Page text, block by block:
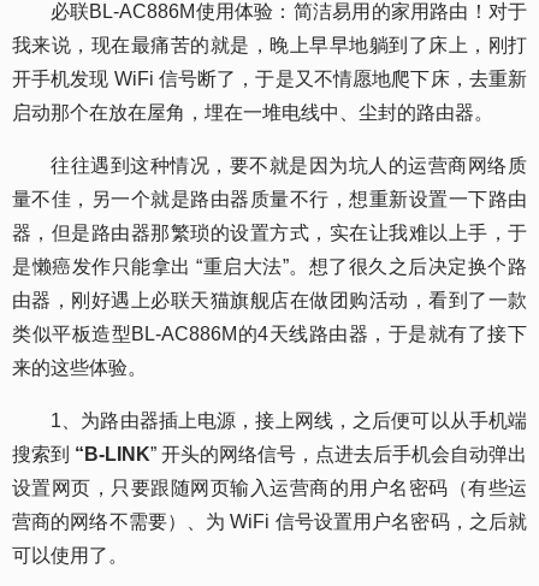
必联BL-AC886M使用体验：简洁易用的家用路由！对于
我来说，现在最痛苦的就是，晚上早早地躺到了床上，刚打
开手机发现 WiFi 信号断了，于是又不情愿地爬下床，去重新
启动那个在放在屋角，埋在一堆电线中、尘封的路由器。
往往遇到这种情况，要不就是因为坑人的运营商网络质
量不佳，另一个就是路由器质量不行，想重新设置一下路由
器，但是路由器那繁琐的设置方式，实在让我难以上手，于
是懒癌发作只能拿出 “重启大法”。想了很久之后决定换个路
由器，刚好遇上必联天猫旗舰店在做团购活动，看到了一款
类似平板造型BL-AC886M的4天线路由器，于是就有了接下
来的这些体验。
1、为路由器插上电源，接上网线，之后便可以从手机端
搜索到 “B-LINK” 开头的网络信号，点进去后手机会自动弹出
设置网页，只要跟随网页输入运营商的用户名密码（有些运
营商的网络不需要）、为 WiFi 信号设置用户名密码，之后就
可以使用了。